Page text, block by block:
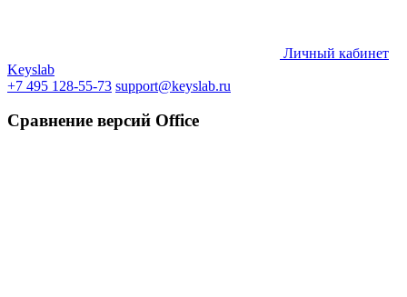
Личный кабинет
Keyslab
+7 495 128-55-73 support@keyslab.ru
Сравнение версий Office